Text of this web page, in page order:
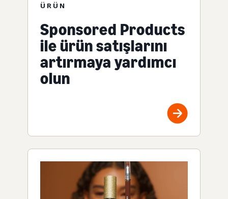
ÜRÜN
Sponsored Products
ile ürün satışlarını
artırmaya yardımcı
olun